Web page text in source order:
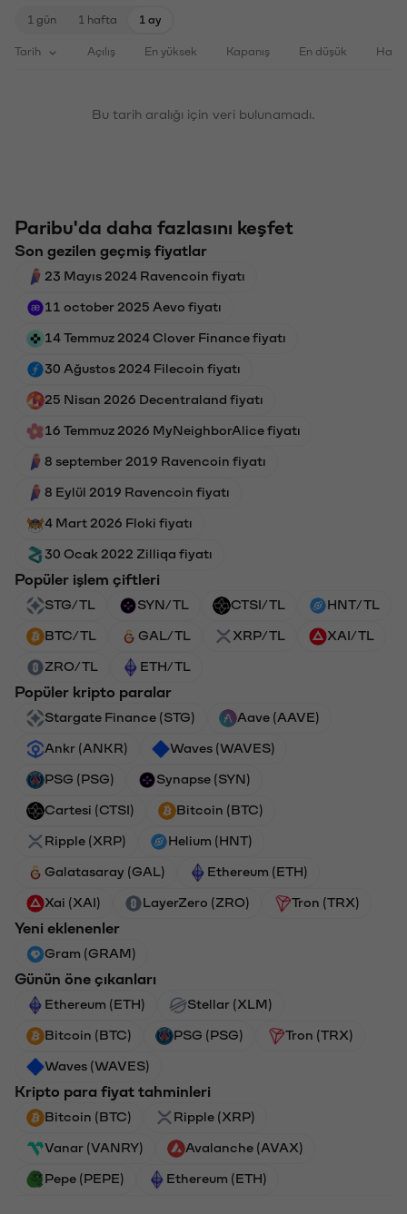
1 gün 1 hafta 1 ay
Tarih Açılış En yüksek Kapanış En düşük
Bu tarih aralığı için veri bulunamadı.
Paribu'da daha fazlasını keşfet
Son gezilen geçmiş fiyatlar
23 Mayıs 2024 Ravencoin fiyatı
11 october 2025 Aevo fiyatı
14 Temmuz 2024 Clover Finance fiyatı
30 Ağustos 2024 Filecoin fiyatı
25 Nisan 2026 Decentraland fiyatı
16 Temmuz 2026 MyNeighborAlice fiyatı
8 september 2019 Ravencoin fiyatı
8 Eylül 2019 Ravencoin fiyatı
4 Mart 2026 Floki fiyatı
30 Ocak 2022 Zilliqa fiyatı
Popüler işlem çiftleri
STG/TL SYN/TL CTSI/TL HNT/TL
BTC/TL GAL/TL XRP/TL XAI/TL
ZRO/TL ETH/TL
Popüler kripto paralar
Stargate Finance (STG) Aave (AAVE)
Ankr (ANKR) Waves (WAVES)
PSG (PSG) Synapse (SYN)
Cartesi (CTSI) Bitcoin (BTC)
Ripple (XRP) Helium (HNT)
Galatasaray (GAL) Ethereum (ETH)
Xai (XAI) LayerZero (ZRO) Tron (TRX)
Yeni eklenenler
Gram (GRAM)
Günün öne çıkanları
Ethereum (ETH) Stellar (XLM)
Bitcoin (BTC) PSG (PSG) Tron (TRX)
Waves (WAVES)
Kripto para fiyat tahminleri
Bitcoin (BTC) Ripple (XRP)
Vanar (VANRY) Avalanche (AVAX)
Pepe (PEPE) Ethereum (ETH)